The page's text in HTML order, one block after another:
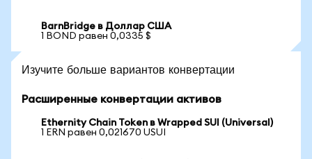
BarnBridge в Доллар США
1 BOND равен 0,0335 $
Изучите больше вариантов конвертации
Расширенные конвертации активов
Ethernity Chain Token в Wrapped SUI (Universal)
1 ERN равен 0,021670 USUI